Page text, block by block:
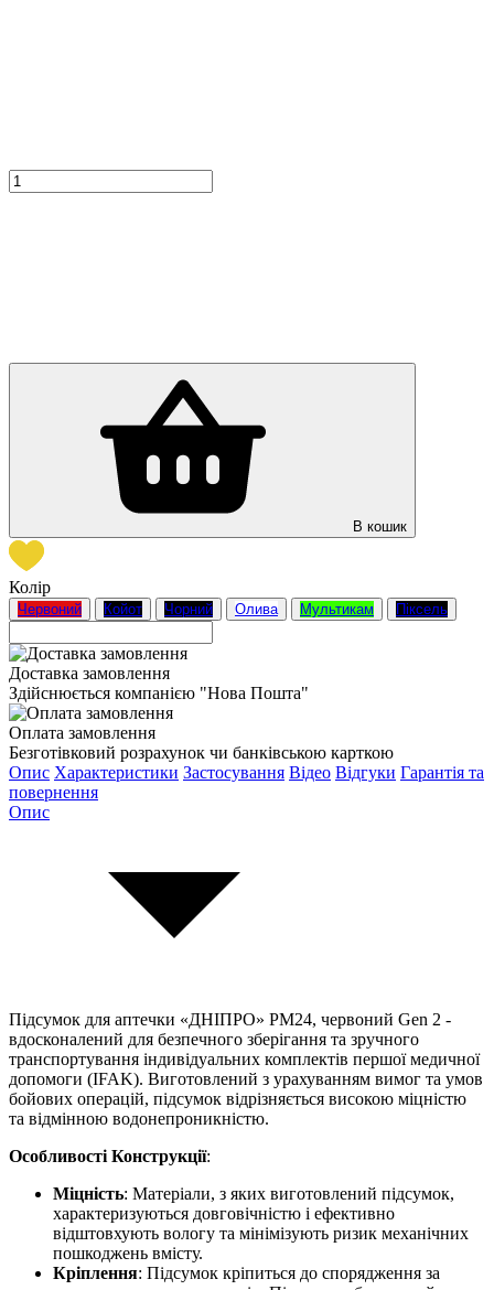
В кошик
Колір
Червоний Койот Чорний Олива Мультикам Піксель
Доставка замовлення
Здійснюється компанією "Нова Пошта"
Оплата замовлення
Безготівковий розрахунок чи банківською карткою
Опис Характеристики Застосування Відео Відгуки Гарантія та
повернення
Опис
Підсумок для аптечки «ДНІПРО» PM24, червоний Gen 2 -
вдосконалений для безпечного зберігання та зручного
транспортування індивідуальних комплектів першої медичної
допомоги (IFAK). Виготовлений з урахуванням вимог та умов
бойових операцій, підсумок відрізняється високою міцністю
та відмінною водонепроникністю.
Особливості Конструкції:
Міцність: Матеріали, з яких виготовлений підсумок,
характеризуються довговічністю і ефективно
відштовхують вологу та мінімізують ризик механічних
пошкоджень вмісту.
Кріплення: Підсумок кріпиться до спорядження за